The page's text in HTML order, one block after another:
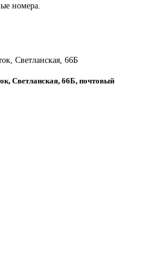
номера.
Светланская, 66Б
Светланская, 66Б, почтовый